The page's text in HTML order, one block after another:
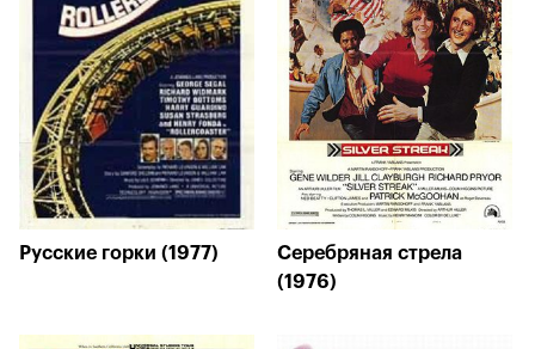
Русские горки (1977)
Серебряная стрела
(1976)